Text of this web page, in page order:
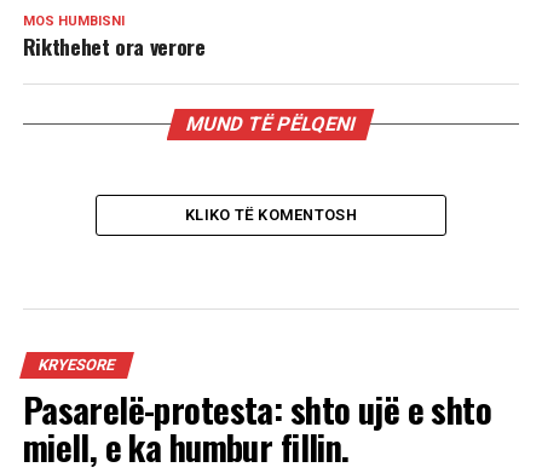
MOS HUMBISNI
Rikthehet ora verore
MUND TË PËLQENI
KLIKO TË KOMENTOSH
KRYESORE
Pasarelë-protesta: shto ujë e shto
miell, e ka humbur fillin.